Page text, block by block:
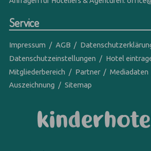
Service
Impressum AGB
Datenschutzeinstellungen
Hotel
Mitgliederbereich
Partner Mediadaten
Auszeichnung
Sitemap